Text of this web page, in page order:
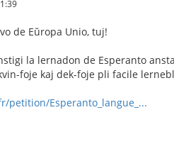
de Eŭropa Unio, tuj!
la lernadon de Esperanto
foje kaj dek-foje pli facile
petition/Esperanto_langue_...